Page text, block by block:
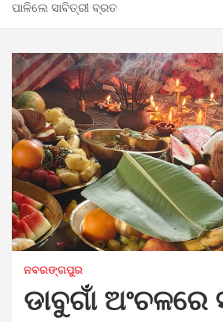
ପାଳିଲେ ସାବିତ୍ରୀ ବ୍ରତ
ନବରଙ୍ଗପୁର
ଡାବୁଗାଁ ଅଂଚଳରେ